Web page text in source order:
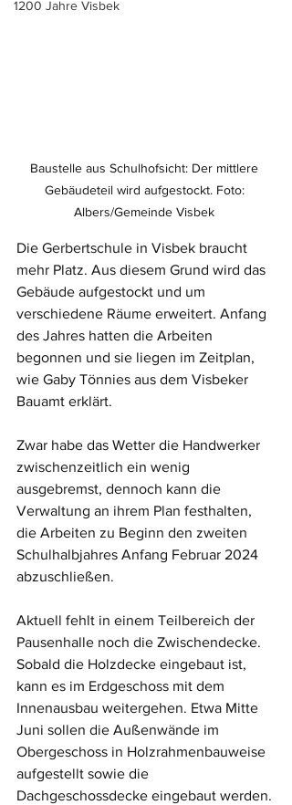
1200 Jahre Visbek
Baustelle aus Schulhofsicht: Der mittlere
Gebäudeteil wird aufgestockt. Foto:
Albers/Gemeinde Visbek
Die Gerbertschule in Visbek braucht
mehr Platz. Aus diesem Grund wird das
Gebäude aufgestockt und um
verschiedene Räume erweitert. Anfang
des Jahres hatten die Arbeiten
begonnen und sie liegen im Zeitplan,
wie Gaby Tönnies aus dem Visbeker
Bauamt erklärt.
Zwar habe das Wetter die Handwerker
zwischenzeitlich ein wenig
ausgebremst, dennoch kann die
Verwaltung an ihrem Plan festhalten,
die Arbeiten zu Beginn den zweiten
Schulhalbjahres Anfang Februar 2024
abzuschließen.
Aktuell fehlt in einem Teilbereich der
Pausenhalle noch die Zwischendecke.
Sobald die Holzdecke eingebaut ist,
kann es im Erdgeschoss mit dem
Innenausbau weitergehen. Etwa Mitte
Juni sollen die Außenwände im
Obergeschoss in Holzrahmenbauweise
aufgestellt sowie die
Dachgeschossdecke eingebaut werden.